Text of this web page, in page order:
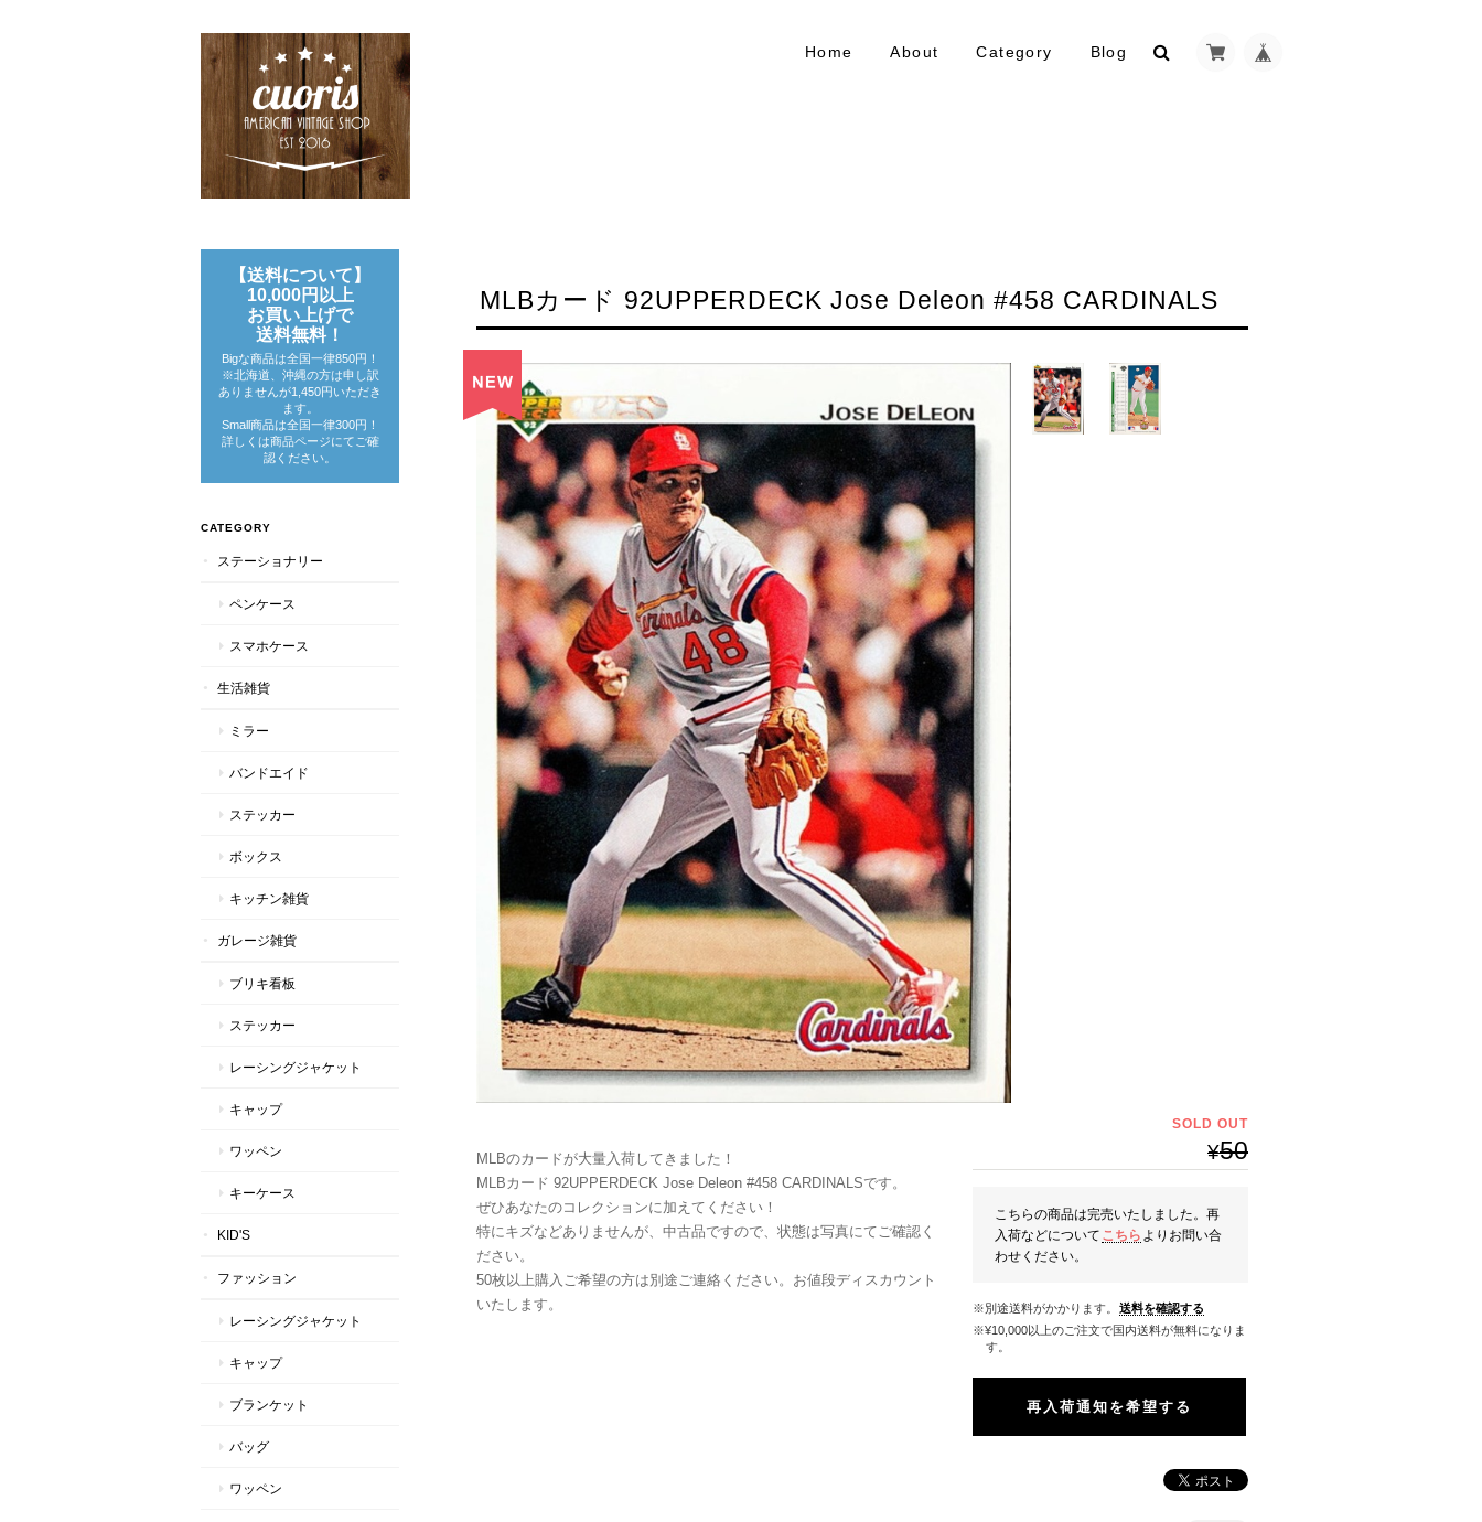
Home About Category Blog
MLBカード 92UPPERDECK Jose Deleon #458 CARDINALS
MLBのカードが大量入荷してきました！
MLBカード 92UPPERDECK Jose Deleon #458 CARDINALSです。
ぜひあなたのコレクションに加えてください！
特にキズなどありませんが、中古品ですので、状態は写真にてご確認く
ださい。
50枚以上購入ご希望の方は別途ご連絡ください。お値段ディスカウント
いたします。
SOLD OUT
¥50
こちらの商品は完売いたしました。再
入荷などについて こちら よりお問い合
わせください。
※別途送料がかかります。 送料を確認する
※¥10,000以上のご注文で国内送料が無料になりま
す。
再入荷通知を希望する
【送料について】
10,000円以上
お買い上げで
送料無料！
Bigな商品は全国一律850円！
※北海道、沖縄の方は申し訳
ありませんが1,450円いただき
ます。
Small商品は全国一律300円！
詳しくは商品ページにてご確
認ください。
CATEGORY
ステーショナリー
ペンケース
スマホケース
生活雑貨
ミラー
バンドエイド
ステッカー
ボックス
キッチン雑貨
ガレージ雑貨
ブリキ看板
ステッカー
レーシングジャケット
キャップ
ワッペン
キーケース
KID'S
ファッション
レーシングジャケット
キャップ
ブランケット
バッグ
ワッペン